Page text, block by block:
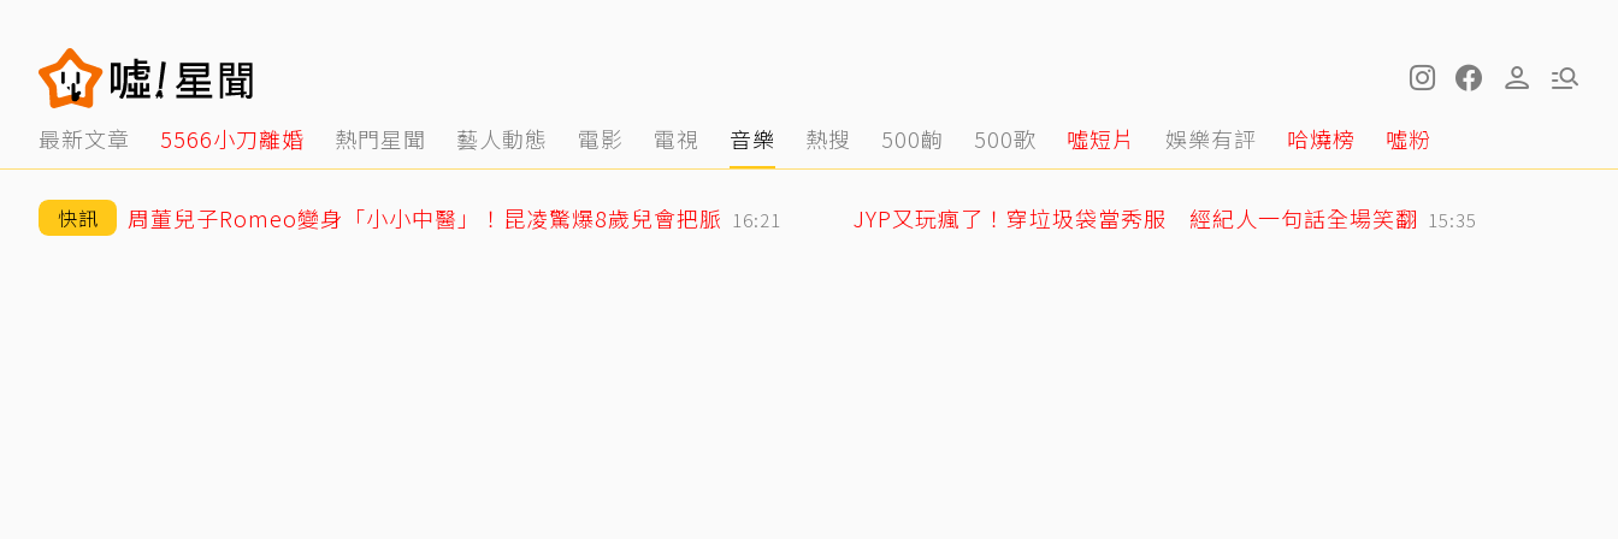
最新文章 5566小刀離婚 熱門星聞 藝人動態 電影 電視 音樂 熱搜 500齣 500歌 噓短片 娛樂有評 哈燒榜 噓粉
快訊 周董兒子Romeo變身「小小中醫」！昆凌驚爆8歲兒會把脈 16:21 JYP又玩瘋了！穿垃圾袋當秀服 經紀人一句話全場笑翻 15:35